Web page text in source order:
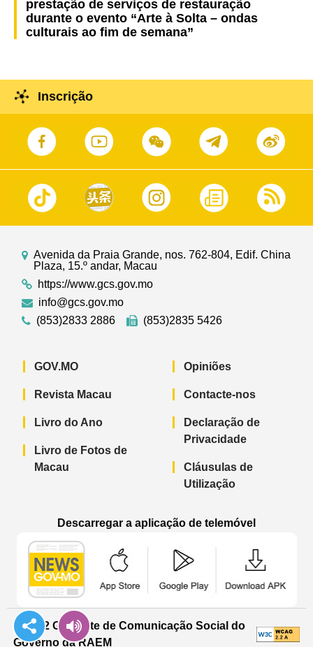
prestação de serviços de restauração
durante o evento “Arte à Solta – ondas
culturais ao fim de semana”
Inscrição
Avenida da Praia Grande, nos. 762-804, Edif. China
Plaza, 15.º andar, Macau
https://www.gcs.gov.mo
info@gcs.gov.mo
(853)2833 2886
(853)2835 5426
GOV.MO
Revista Macau
Livro do Ano
Livro de Fotos de
Macau
Opiniões
Contacte-nos
Declaração de
Privacidade
Cláusulas de
Utilização
Descarregar a aplicação de telemóvel
© 2022 Gabinete de Comunicação Social do
Governo da RAEM